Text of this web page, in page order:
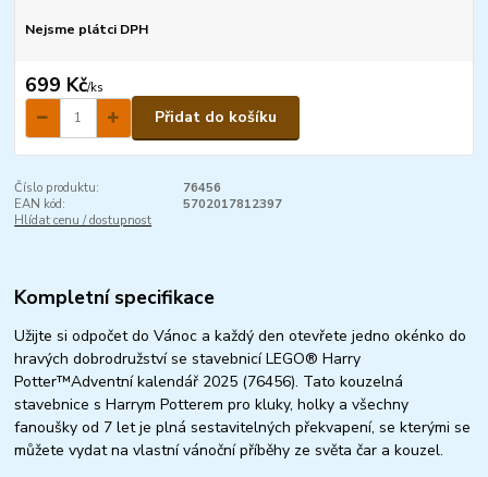
Nejsme plátci DPH
699 Kč/ks
Přidat do košíku
Číslo produktu:
76456
EAN kód:
5702017812397
Hlídat cenu / dostupnost
Kompletní specifikace
Užijte si odpočet do Vánoc a každý den otevřete jedno okénko do
hravých dobrodružství se stavebnicí LEGO® Harry
Potter™Adventní kalendář 2025 (76456). Tato kouzelná
stavebnice s Harrym Potterem pro kluky, holky a všechny
fanoušky od 7 let je plná sestavitelných překvapení, se kterými se
můžete vydat na vlastní vánoční příběhy ze světa čar a kouzel.